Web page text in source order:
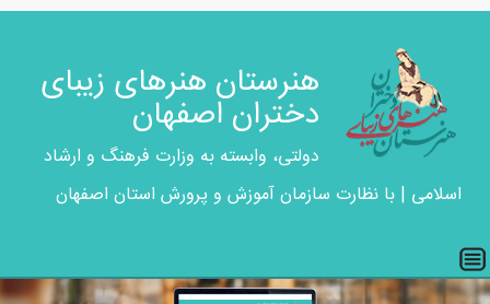
هنرستان هنرهای زیبای
دختران اصفهان
دولتی، وابسته به وزارت فرهنگ و ارشاد
اسلامی | با نظارت سازمان آموزش و پرورش استان اصفهان